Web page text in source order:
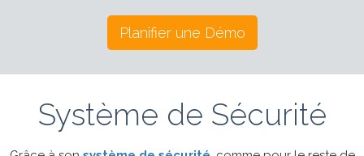
Planifier une Démo
Système de Sécurité